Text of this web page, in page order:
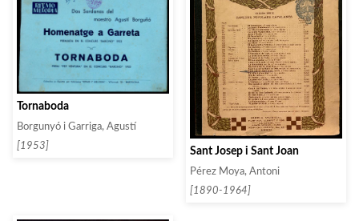
Tornaboda
Borgunyó i Garriga, Agustí
[1953]
Sant Josep i Sant Joan
Pérez Moya, Antoni
[1890-1964]